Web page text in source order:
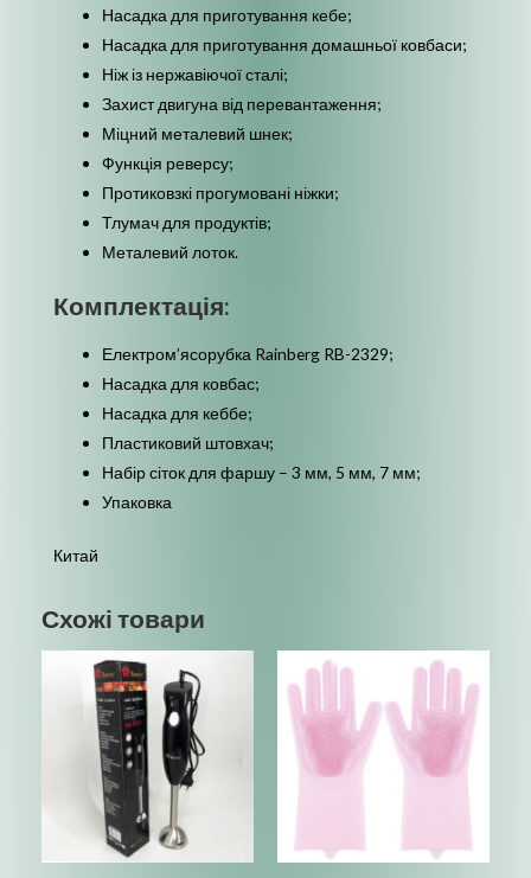
Насадка для приготування кебе;
Насадка для приготування домашньої ковбаси;
Ніж із нержавіючої сталі;
Захист двигуна від перевантаження;
Міцний металевий шнек;
Функція реверсу;
Протиковзкі прогумовані ніжки;
Тлумач для продуктів;
Металевий лоток.
Комплектація:
Електром’ясорубка Rainberg RB-2329;
Насадка для ковбас;
Насадка для кеббе;
Пластиковий штовхач;
Набір сіток для фаршу – 3 мм, 5 мм, 7 мм;
Упаковка
Китай
Схожі товари